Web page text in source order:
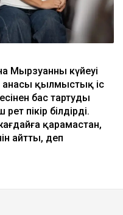
Мырзуанның күйеуі
анасы қылмыстық іс
бас тартуды
пікір білдірді.
қарамастан,
айтты, деп